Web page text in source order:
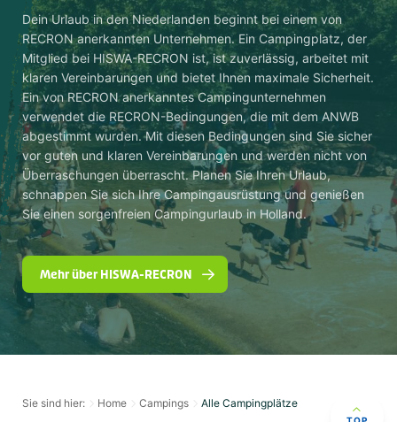
Dein Urlaub in den Niederlanden beginnt bei einem von
RECRON anerkannten Unternehmen. Ein Campingplatz, der
Mitglied bei HISWA-RECRON ist, ist zuverlässig, arbeitet mit
klaren Vereinbarungen und bietet Ihnen maximale Sicherheit.
Ein von RECRON anerkanntes Campingunternehmen
verwendet die RECRON-Bedingungen, die mit dem ANWB
abgestimmt wurden. Mit diesen Bedingungen sind Sie sicher
vor guten und klaren Vereinbarungen und werden nicht von
Überraschungen überrascht. Planen Sie Ihren Urlaub,
schnappen Sie sich Ihre Campingausrüstung und genießen
Sie einen sorgenfreien Campingurlaub in Holland.
Mehr über HISWA-RECRON
Sie sind hier: Home Campings Alle Campingplätze